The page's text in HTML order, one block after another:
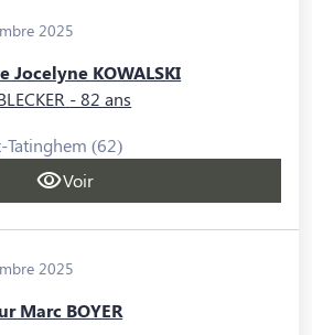
2025
Jocelyne KOWALSKI
- 82 ans
(62)
Voir
2025
Marc BOYER